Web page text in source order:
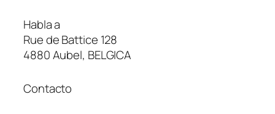
Habla a
Rue de Battice 128
4880 Aubel, BELGICA
Contacto